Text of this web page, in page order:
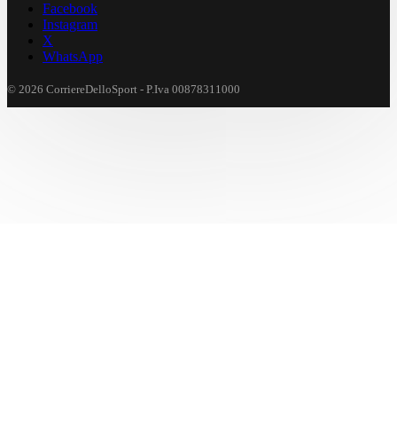
Facebook
Instagram
X
WhatsApp
© 2026 CorriereDelloSport - P.Iva 00878311000